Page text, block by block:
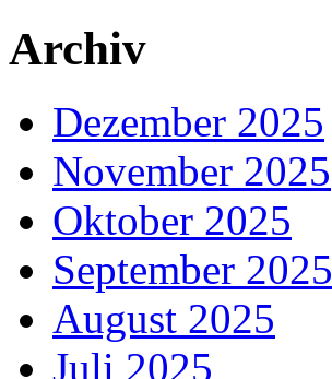
Archiv
Dezember 2025
November 2025
Oktober 2025
September 2025
August 2025
Juli 2025